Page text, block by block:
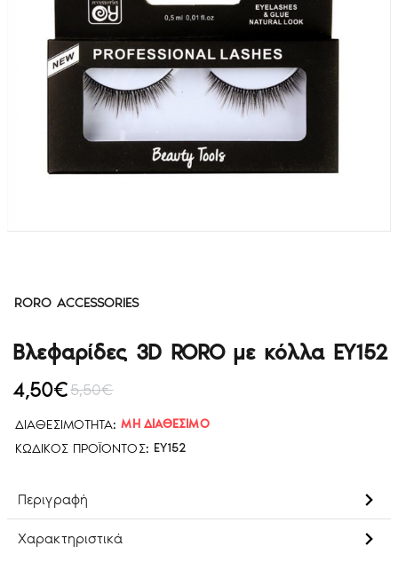
RORO ACCESSORIES
Βλεφαρίδες 3D RORO με κόλλα EY152
ΔΙΑΘΕΣΙΜΌΤΗΤΑ: ΜΗ ΔΙΑΘΈΣΙΜΟ
ΚΩΔΙΚΌΣ ΠΡΟΪΌΝΤΟΣ: EY152
4,50€5,50€
Περιγραφή
Χαρακτηριστικά